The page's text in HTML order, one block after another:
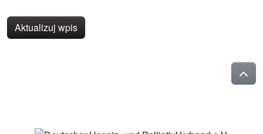
Aktualizuj wpis